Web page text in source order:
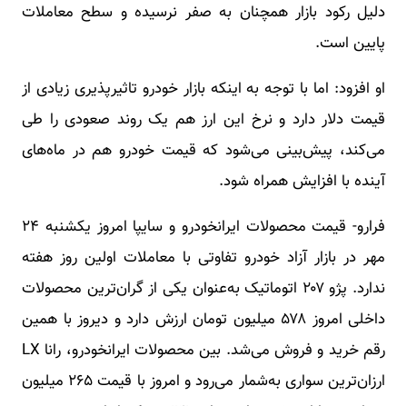
دلیل رکود بازار همچنان به صفر نرسیده و سطح معاملات
پایین است.
او افزود: اما با توجه به اینکه بازار خودرو تاثیرپذیری زیادی از
قیمت دلار دارد و نرخ این ارز هم یک روند صعودی را طی
می‌کند، پیش‌بینی می‌شود که قیمت خودرو هم در ماه‌های
آینده با افزایش همراه شود.
فرارو- قیمت محصولات ایرانخودرو و سایپا امروز یکشنبه ۲۴
مهر در بازار آزاد خودرو تفاوتی با معاملات اولین روز هفته
ندارد. پژو ۲۰۷ اتوماتیک به‌عنوان یکی از گران‌ترین محصولات
داخلی امروز ۵۷۸ میلیون تومان ارزش دارد و دیروز با همین
رقم خرید و فروش می‌شد. بین محصولات ایرانخودرو، رانا LX
ارزان‌ترین سواری به‌شمار می‌رود و امروز با قیمت ۲۶۵ میلیون